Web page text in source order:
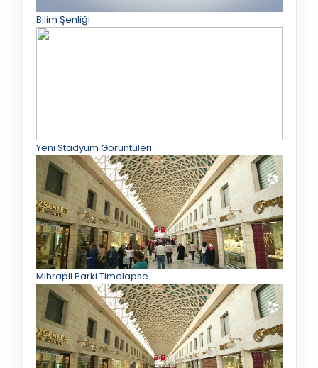
Bilim Şenliği
Yeni Stadyum Görüntüleri
Mihrapli Parki Timelapse